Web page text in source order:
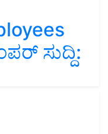
ಸುದ್ದಿ: